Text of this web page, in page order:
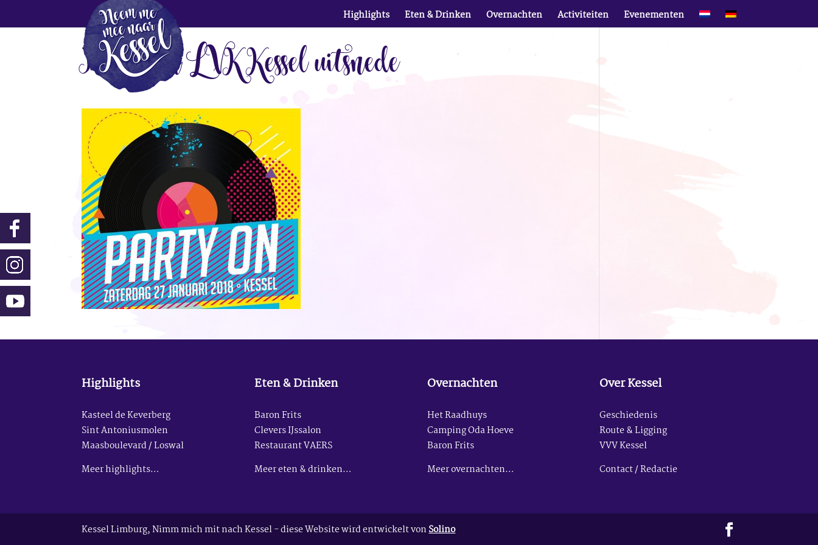
Highlights Eten & Drinken Overnachten Activiteiten Evenementen
Party On LVK Kessel uitsnede
Highlights
Kasteel de Keverberg
Sint Antoniusmolen
Maasboulevard / Loswal
Meer highlights…
Eten & Drinken
Baron Frits
Clevers IJssalon
Restaurant VAERS
Meer eten & drinken…
Overnachten
Het Raadhuys
Camping Oda Hoeve
Baron Frits
Meer overnachten…
Over Kessel
Geschiedenis
Route & Ligging
VVV Kessel
Contact / Redactie
Kessel Limburg, Nimm mich mit nach Kessel - diese Website wird entwickelt vonSolino